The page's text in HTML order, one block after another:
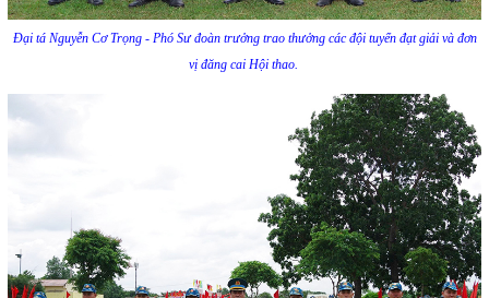
Đại tá Nguyễn Cơ Trọng - Phó Sư đoàn trưởng trao thưởng các đội tuyển đạt giải và đơn
vị đăng cai Hội thao.